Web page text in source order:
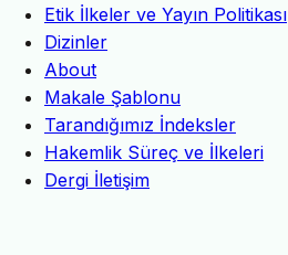
Etik İlkeler ve Yayın Politikası
Dizinler
About
Makale Şablonu
Tarandığımız İndeksler
Hakemlik Süreç ve İlkeleri
Dergi İletişim